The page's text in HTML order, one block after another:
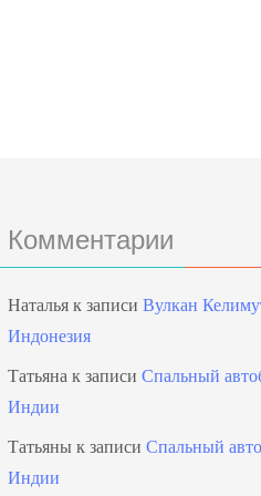
Комментарии
Наталья к записи Вулкан
Индонезия
Татьяна к записи Спальный
Индии
Татьяны к записи Спальный
Индии